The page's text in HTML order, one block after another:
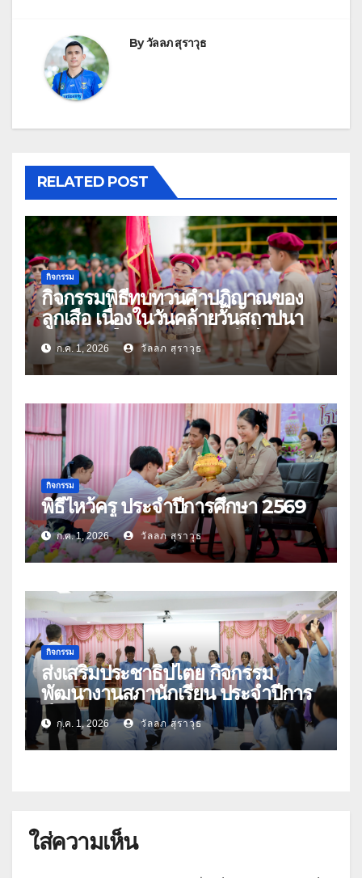
Byวัลลภ สุราวุธ
RELATED POST
กิจกรรม
กิจกรรมพิธีทบทวนคำปฏิญาณของ
ลูกเสือ เนื่องในวันคล้ายวันสถาปนา
คณะลูกเสือแห่งชาติ ประจำปี 2569
ก.ค. 1, 2026 วัลลภ สุราวุธ
กิจกรรม
พิธีไหว้ครู ประจำปีการศึกษา 2569
ก.ค. 1, 2026 วัลลภ สุราวุธ
กิจกรรม
ส่งเสริมประชาธิปไตย กิจกรรม
พัฒนางานสภานักเรียน ประจำปีการ
ศึกษา 2569
ก.ค. 1, 2026 วัลลภ สุราวุธ
ใส่ความเห็น